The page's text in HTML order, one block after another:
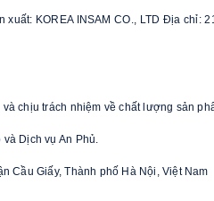
KOREA INSAM CO., LTD Địa chỉ:
chịu trách nhiệm về chất lượng sản
Dịch vụ An Phủ.
Cầu Giấy, Thành phố Hà Nội, Việt Nam